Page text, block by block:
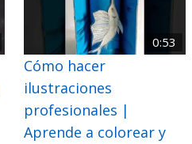
0:53
Cómo hacer
ilustraciones
profesionales |
Aprende a colorear y